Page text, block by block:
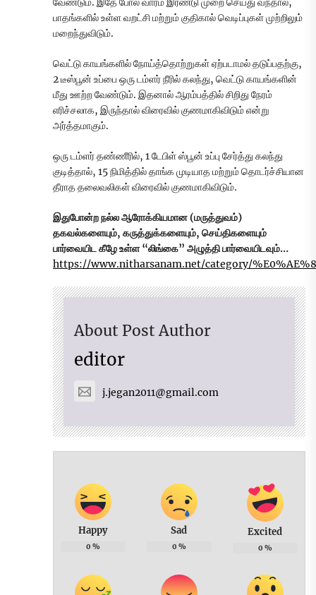
பாதங்களில் உள்ள வறட்சி மற்றும் குதிகால் வெடிப்புகள் முற்றிலும்
மறைந்துவிடும்.
வெட்டு காயங்களில் நோய்த்தொற்றுகள் ஏற்படாமல் தடுப்பதற்கு,
2 டீஸ்பூன் உப்பை ஒரு டம்ளர் நீரில் கலந்து, வெட்டு காயங்களின்
மீது ஊற்ற வேண்டும். இதனால் ஆரம்பத்தில் சிறிது நேரம்
எரிச்சலாக, இருந்தால் விரைவில் குணமாகிவிடும் என்று
அர்த்தமாகும்.
ஒரு டம்ளர் தண்ணீரில், 1 டேபிள் ஸ்பூன் உப்பு சேர்த்து கலந்து
குடித்தால், 15 நிமித்தில் தாங்க முடியாத மற்றும் தொடர்ச்சியான
தீராத தலைவலிகள் விரைவில் குணமாகிவிடும்.
இதுபோன்ற நல்ல ஆரோக்கியமான (மருத்துவம்)
தகவல்களையும், கருத்துக்களையும், செய்திகளையும்
பார்வையிட கீழே உள்ள “லிங்கை” அழுத்தி பார்வையிடவும்…
https://www.nitharsanam.net/category/
About Post Author
editor
j.jegan2011@gmail.com
Happy
0 %
Sad
0 %
Excited
0 %